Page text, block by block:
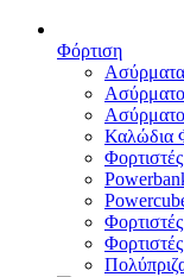
Φόρτιση
Καλώδια